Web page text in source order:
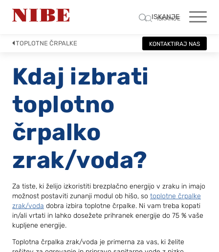
ISKANJE
ISKANJE
TOPLOTNE ČRPALKE KONTAKTIRAJ NAS
Kdaj izbrati
toplotno
črpalko
zrak/voda?
Za tiste, ki želijo izkoristiti brezplačno energijo v zraku in imajo
možnost postaviti zunanji modul ob hišo, so toplotne črpalke
zrak/voda dobra izbira toplotne črpalke. Ni vam treba kopati
in/ali vrtati in lahko dosežete prihranek energije do 75 % vaše
kupljene energije.
Toplotna črpalka zrak/voda je primerna za vas, ki želite